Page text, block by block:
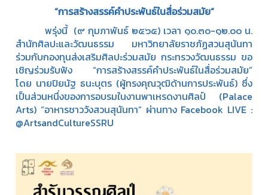
“การสร้างสรรค์คำประพันธ์ในสื่อร่วมสมัย”
พรุ่งนี้ (๙ กุมภาพันธ์ ๒๕๖๕) เวลา ๑๐.๓๐-๑๒.๐๐ น.
สำนักศิลปะและวัฒนธรรม มหาวิทยาลัยราชภัฏสวนสุนันทา
ร่วมกับกองทุนส่งเสริมศิลปะร่วมสมัย กระทรวงวัฒนธรรม ขอ
เชิญร่วมรับฟัง “การสร้างสรรค์คำประพันธ์ในสื่อร่วมสมัย”
โดย นายปิยนัฐ ธนะบุตร (ผู้ทรงคุณวุฒิด้านการประพันธ์) ซึ่ง
เป็นส่วนหนึ่งของการอบรมในงานพาเหรดงานศิลป์ (Palace
Arts) “อาหารชาววังสวนสุนันทา” ผ่านทาง Facebook LIVE :
@ArtsandCultureSSRU